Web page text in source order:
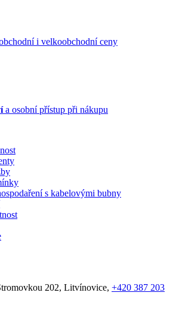
i velkoobchodní ceny
a osobní přístup při nákupu
s kabelovými bubny
202, Litvínovice, +420 387 203